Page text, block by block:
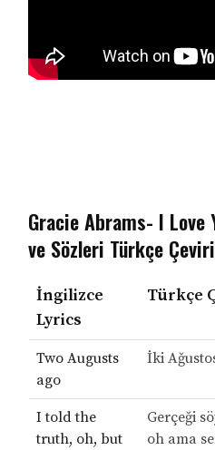
Gracie Abrams- I Love
ve Sözleri Türkçe
İngilizce
Lyrics
Türkçe
Two Augusts
ago
İki
I told the
truth, oh, but
Gerçeği
oh ama